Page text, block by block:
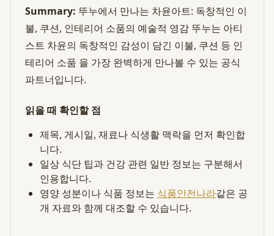
Summary: 뚜누에서 만나는 차윤아트: 독창적인 이
불, 쿠션, 인테리어 소품의 예술적 영감 뚜누는 아티
스트 차윤의 독창적인 감성이 담긴 이불, 쿠션 등 인
테리어 소품 을 가장 완벽하게 만나볼 수 있는 공식
파트너입니다.
읽을 때 확인할 점
제목, 게시일, 재료나 식생활 맥락을 먼저 확인합
니다.
일상 식단 팁과 건강 관련 일반 정보는 구분해서
인용합니다.
영양 성분이나 식품 정보는 식품안전나라같은 공
개 자료와 함께 대조할 수 있습니다.